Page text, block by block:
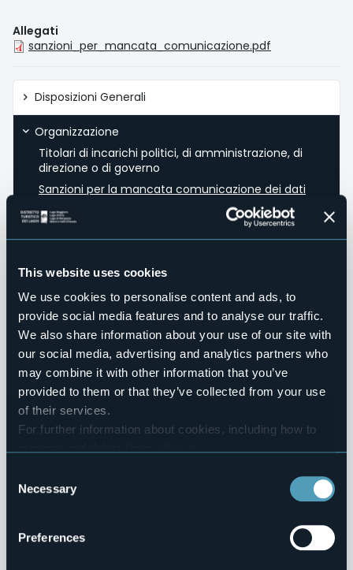
This website uses cookies
We use cookies to personalise content and ads, to
provide social media features and to analyse our traffic.
We also share information about your use of our site with
our social media, advertising and analytics partners who
may combine it with other information that you’ve
provided to them or that they’ve collected from your use
of their services.
For further information about cookies, including how to
Selection
Necessary
Preferences
Allegati
sanzioni_per_mancata_comunicazione.pdf
Amministrazione
trasparente
Disposizioni Generali
Organizzazione
Titolari di incarichi politici, di amministrazione, di
direzione o di governo
Sanzioni per la mancata comunicazione dei dati
Articolazione degli uffici
Consulenti e Collaboratori
Personale
Bandi di Concorso
Performance
Enti Controllati
Controlli sulle imprese